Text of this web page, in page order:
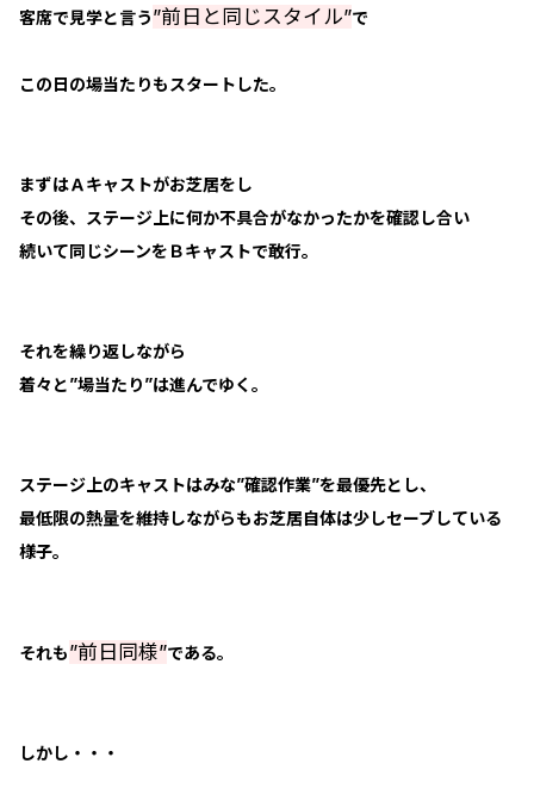
客席で見学と言う”前日と同じスタイル”で
この日の場当たりもスタートした。
まずはＡキャストがお芝居をし
その後、ステージ上に何か不具合がなかったかを確認し合い
続いて同じシーンをＢキャストで敢行。
それを繰り返しながら
着々と”場当たり”は進んでゆく。
ステージ上のキャストはみな”確認作業”を最優先とし、
最低限の熱量を維持しながらもお芝居自体は少しセーブしている
様子。
それも”前日同様”である。
しかし・・・